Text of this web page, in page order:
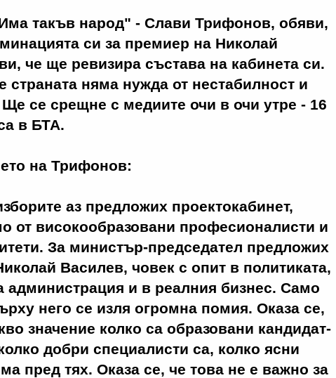
такъв народ" - Слави Трифонов, обяви,
си за премиер на Николай
че ще ревизира състава на кабинета си.
страната няма нужда от нестабилност и
се срещне с медиите очи в очи утре - 16
в БТА.
на Трифонов:
аз предложих проектокабинет,
от високообразовани професионалисти и
За министър-председател предложих
Василев, човек с опит в политиката,
администрация и в реалния бизнес. Само
него се изля огромна помия. Оказа се,
значение колко са образовани кандидат-
добри специалисти са, колко ясни
пред тях. Оказа се, че това не е важно за